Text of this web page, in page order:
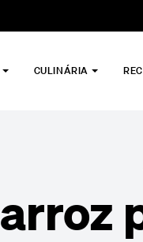
CULINÁRIA
arroz